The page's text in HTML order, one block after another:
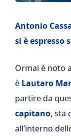
Antonio
si è espresso
Ormai è noto
è Lautaro
partire da
capitano, sta
all’interno